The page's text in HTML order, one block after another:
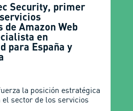
Security, primer
Amazon Web
en
para España y
la posición estratégica
el sector de los servicios